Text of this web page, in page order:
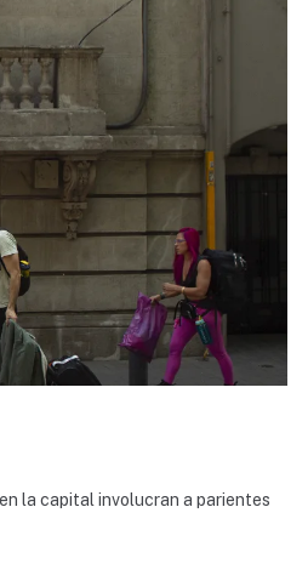
la capital involucran a parientes